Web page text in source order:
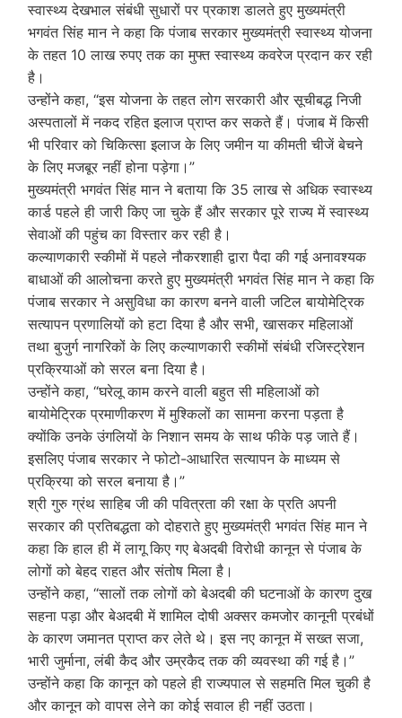
स्वास्थ्य देखभाल संबंधी सुधारों पर प्रकाश डालते हुए मुख्यमंत्री
भगवंत सिंह मान ने कहा कि पंजाब सरकार मुख्यमंत्री स्वास्थ्य योजना
के तहत 10 लाख रुपए तक का मुफ्त स्वास्थ्य कवरेज प्रदान कर रही
है।
उन्होंने कहा, “इस योजना के तहत लोग सरकारी और सूचीबद्ध निजी
अस्पतालों में नकद रहित इलाज प्राप्त कर सकते हैं। पंजाब में किसी
भी परिवार को चिकित्सा इलाज के लिए जमीन या कीमती चीजें बेचने
के लिए मजबूर नहीं होना पड़ेगा।”
मुख्यमंत्री भगवंत सिंह मान ने बताया कि 35 लाख से अधिक स्वास्थ्य
कार्ड पहले ही जारी किए जा चुके हैं और सरकार पूरे राज्य में स्वास्थ्य
सेवाओं की पहुंच का विस्तार कर रही है।
कल्याणकारी स्कीमों में पहले नौकरशाही द्वारा पैदा की गई अनावश्यक
बाधाओं की आलोचना करते हुए मुख्यमंत्री भगवंत सिंह मान ने कहा कि
पंजाब सरकार ने असुविधा का कारण बनने वाली जटिल बायोमेट्रिक
सत्यापन प्रणालियों को हटा दिया है और सभी, खासकर महिलाओं
तथा बुजुर्ग नागरिकों के लिए कल्याणकारी स्कीमों संबंधी रजिस्ट्रेशन
प्रक्रियाओं को सरल बना दिया है।
उन्होंने कहा, “घरेलू काम करने वाली बहुत सी महिलाओं को
बायोमेट्रिक प्रमाणीकरण में मुश्किलों का सामना करना पड़ता है
क्योंकि उनके उंगलियों के निशान समय के साथ फीके पड़ जाते हैं।
इसलिए पंजाब सरकार ने फोटो-आधारित सत्यापन के माध्यम से
प्रक्रिया को सरल बनाया है।”
श्री गुरु ग्रंथ साहिब जी की पवित्रता की रक्षा के प्रति अपनी
सरकार की प्रतिबद्धता को दोहराते हुए मुख्यमंत्री भगवंत सिंह मान ने
कहा कि हाल ही में लागू किए गए बेअदबी विरोधी कानून से पंजाब के
लोगों को बेहद राहत और संतोष मिला है।
उन्होंने कहा, “सालों तक लोगों को बेअदबी की घटनाओं के कारण दुख
सहना पड़ा और बेअदबी में शामिल दोषी अक्सर कमजोर कानूनी प्रबंधों
के कारण जमानत प्राप्त कर लेते थे। इस नए कानून में सख्त सजा,
भारी जुर्माना, लंबी कैद और उम्रकैद तक की व्यवस्था की गई है।”
उन्होंने कहा कि कानून को पहले ही राज्यपाल से सहमति मिल चुकी है
और कानून को वापस लेने का कोई सवाल ही नहीं उठता।